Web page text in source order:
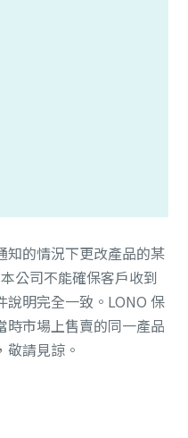
知的情況下更改產品的某
公司不能確保客戶收到
說明完全一致。LONO 保
時市場上售賣的同一產品
請見諒。